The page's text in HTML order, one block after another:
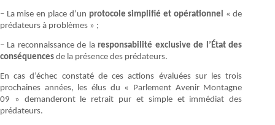
– La mise en place d’un protocole simplifié et opérationnel « de
prédateurs à problèmes » ;
– La reconnaissance de laresponsabilité exclusive de l’État des
conséquences de la présence des prédateurs.
En cas d’échec constaté de ces actions évaluées sur les trois
prochaines années, les élus du « Parlement Avenir Montagne
09 » demanderont le retrait pur et simple et immédiat des
prédateurs.